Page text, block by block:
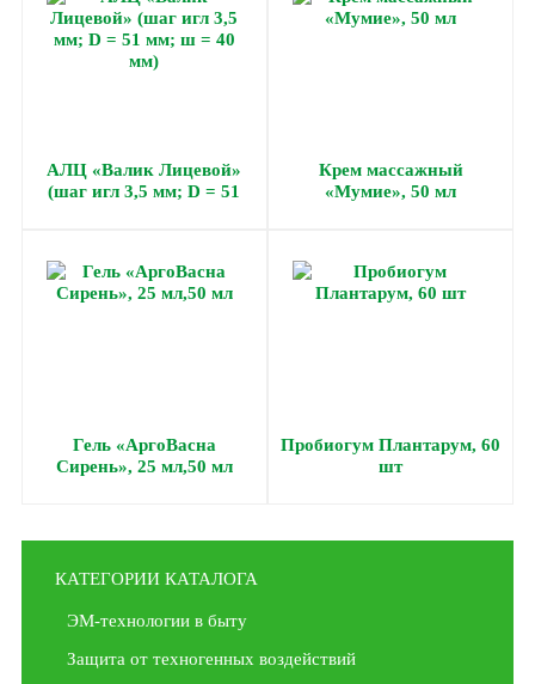
АЛЦ «Валик Лицевой»
(шаг игл 3,5 мм; D = 51
Крем массажный
«Мумие», 50 мл
Гель «АргоВасна
Сирень», 25 мл,50 мл
Пробиогум Плантарум, 60
шт
КАТЕГОРИИ КАТАЛОГА
ЭМ-технологии в быту
Защита от техногенных воздействий